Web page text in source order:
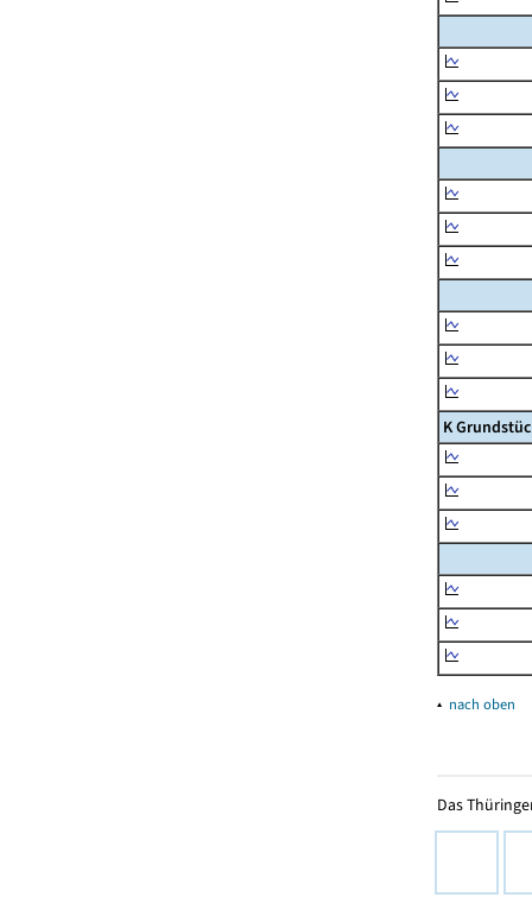
K
▴ nach oben
Das